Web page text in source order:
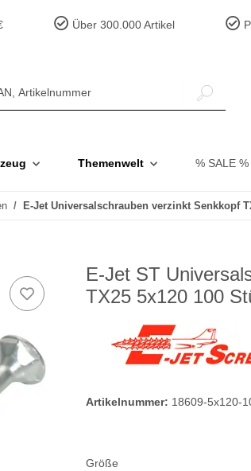
Über 300.000 Artikel
Themenwelt % SALE %
E-Jet Universalschrauben verzinkt Senkkopf
E-Jet ST
TX25 5x120 100
Artikelnummer: 18609-5x120-
Größe